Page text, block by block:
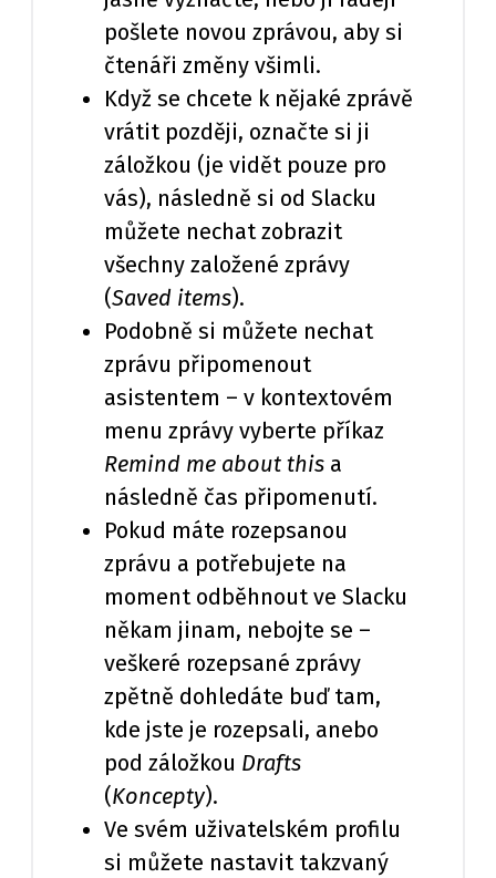
pošlete novou zprávou, aby si
čtenáři změny všimli.
Když se chcete k nějaké zprávě
vrátit později, označte si ji
záložkou (je vidět pouze pro
vás), následně si od Slacku
můžete nechat zobrazit
všechny založené zprávy
(Saved items).
Podobně si můžete nechat
zprávu připomenout
asistentem – v kontextovém
menu zprávy vyberte příkaz
Remind me about this a
následně čas připomenutí.
Pokud máte rozepsanou
zprávu a potřebujete na
moment odběhnout ve Slacku
někam jinam, nebojte se –
veškeré rozepsané zprávy
zpětně dohledáte buď tam,
kde jste je rozepsali, anebo
pod záložkou Drafts
(Koncepty).
Ve svém uživatelském profilu
si můžete nastavit takzvaný